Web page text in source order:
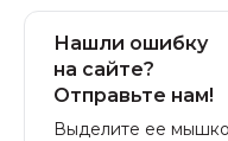
Нашли ошибку
на сайте?
Отправьте нам!
Выделите ее